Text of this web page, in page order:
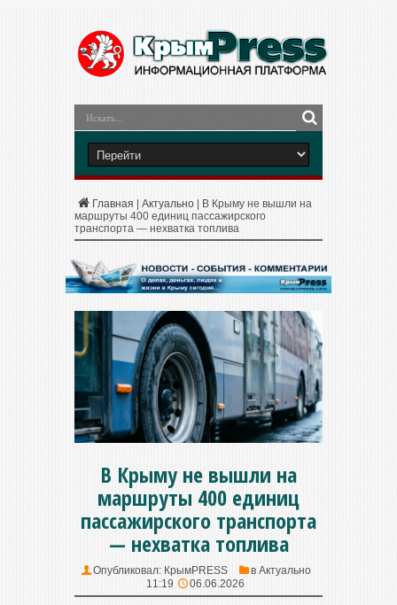
Главная Актуально
В Крыму не вышли на
маршруты 400 единиц пассажирского
транспорта — нехватка топлива
В Крыму не вышли на
маршруты 400 единиц
пассажирского транспорта
— нехватка топлива
Опубликовал: КрымPRESS в Актуально
11:19
06.06.2026